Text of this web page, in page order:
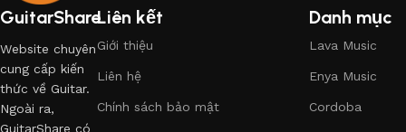
GuitarShare
Website chuyên
cung cấp kiến
thức về Guitar.
Ngoài ra,
GuitarShare có
Liên kết
Giới thiệu
Liên hệ
Chính sách bảo mật
Danh mục
Lava Music
Enya Music
Cordoba